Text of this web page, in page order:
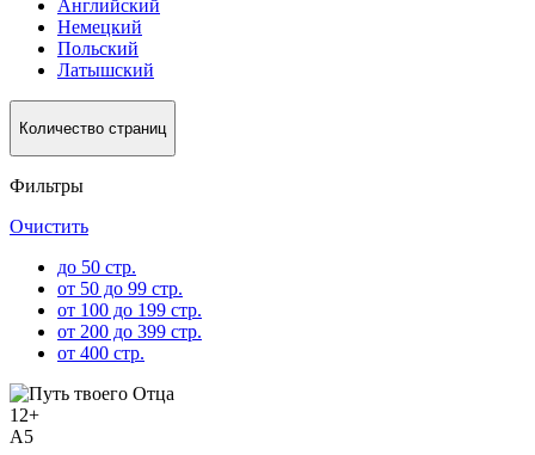
Английский
Немецкий
Польский
Латышский
Количество страниц
Фильтры
Очистить
до 50 стр.
от 50 до 99 стр.
от 100 до 199 стр.
от 200 до 399 стр.
от 400 стр.
12+
A5